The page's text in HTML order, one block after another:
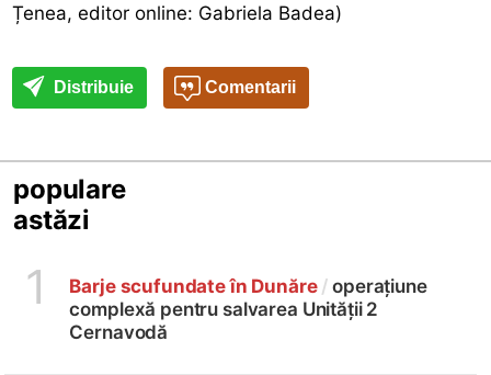
Țenea, editor online: Gabriela Badea)
Distribuie Comentarii
populare
astăzi
1 Barje scufundate în Dunăre / operațiune
complexă pentru salvarea Unității 2
Cernavodă